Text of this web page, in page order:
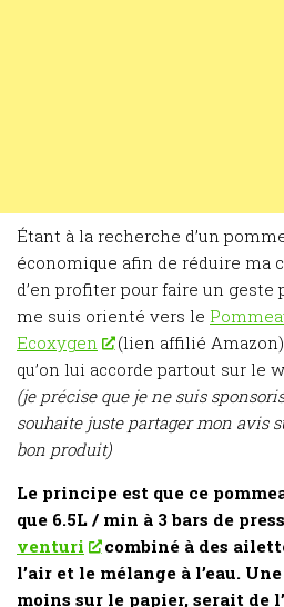
Étant à la recherche d’un
économique afin de réduire ma
d’en profiter pour faire un geste
me suis orienté vers le
Ecoxygen
(lien affilié
qu’on lui accorde partout sur le
(je précise que je ne suis
souhaite juste partager mon avis
bon produit)
Le principe est que ce
que 6.5L / min à 3 bars de
venturi
combiné à des
l’air et le mélange à l’eau.
moins sur le papier, serait de